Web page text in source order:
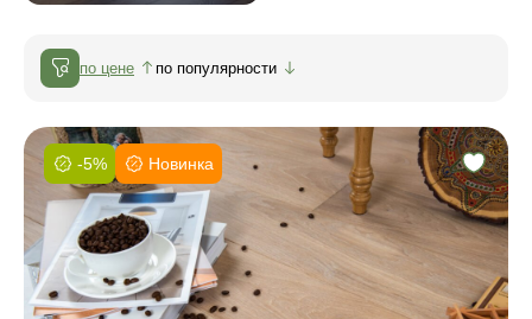
по цене по популярности
-5% Новинка
Фаска:
Соединение:
Обработка:
Длина:
Ширина: